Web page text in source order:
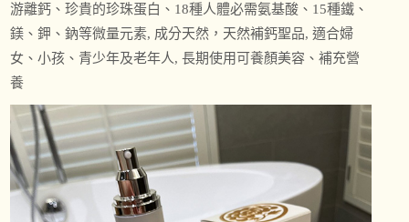
游離鈣、珍貴的珍珠蛋白、18種人體必需氨基酸、15種鐵、
鎂、鉀、鈉等微量元素, 成分天然，天然補鈣聖品, 適合婦
女、小孩、青少年及老年人, 長期使用可養顏美容、補充營
養